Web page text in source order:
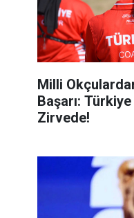
Milli
Başarı:
Zirvede!